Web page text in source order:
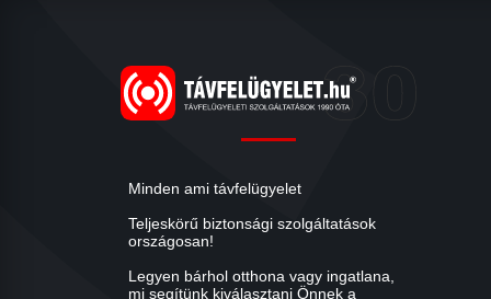
Minden ami távfelügyelet
Teljeskörű biztonsági szolgáltatások
országosan!
Legyen bárhol otthona vagy ingatlana,
mi segítünk kiválasztani Önnek a